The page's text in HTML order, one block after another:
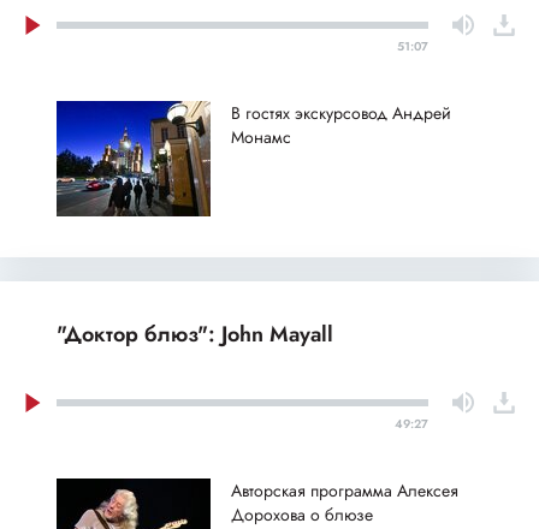
51:07
В гостях экскурсовод Андрей
Монамс
"Доктор блюз": John Mayall
49:27
Авторская программа Алексея
Дорохова о блюзе